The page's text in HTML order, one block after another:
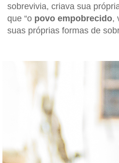
sobrevivia, criava sua
que “o povo empobrecido,
suas próprias formas de